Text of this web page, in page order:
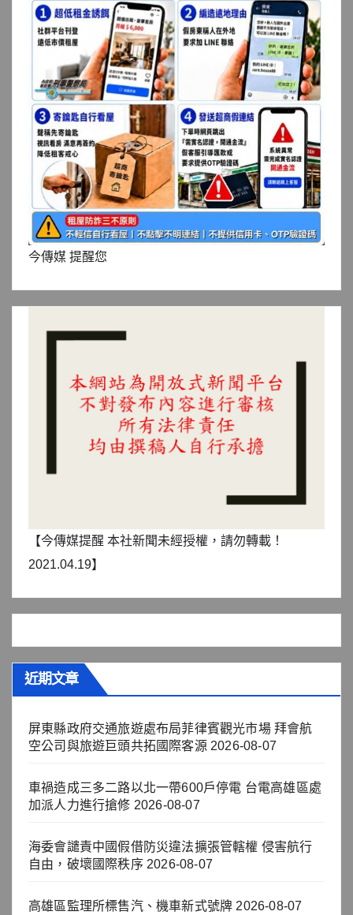
今傳媒 提醒您
【今傳媒提醒 本社新聞未經授權，請勿轉載！
2021.04.19】
近期文章
屏東縣政府交通旅遊處布局菲律賓觀光市場 拜會航
空公司與旅遊巨頭共拓國際客源 2026-08-07
車禍造成三多二路以北一帶600戶停電 台電高雄區處
加派人力進行搶修 2026-08-07
海委會譴責中國假借防災違法擴張管轄權 侵害航行
自由，破壞國際秩序 2026-08-07
高雄區監理所標售汽、機車新式號牌 2026-08-07